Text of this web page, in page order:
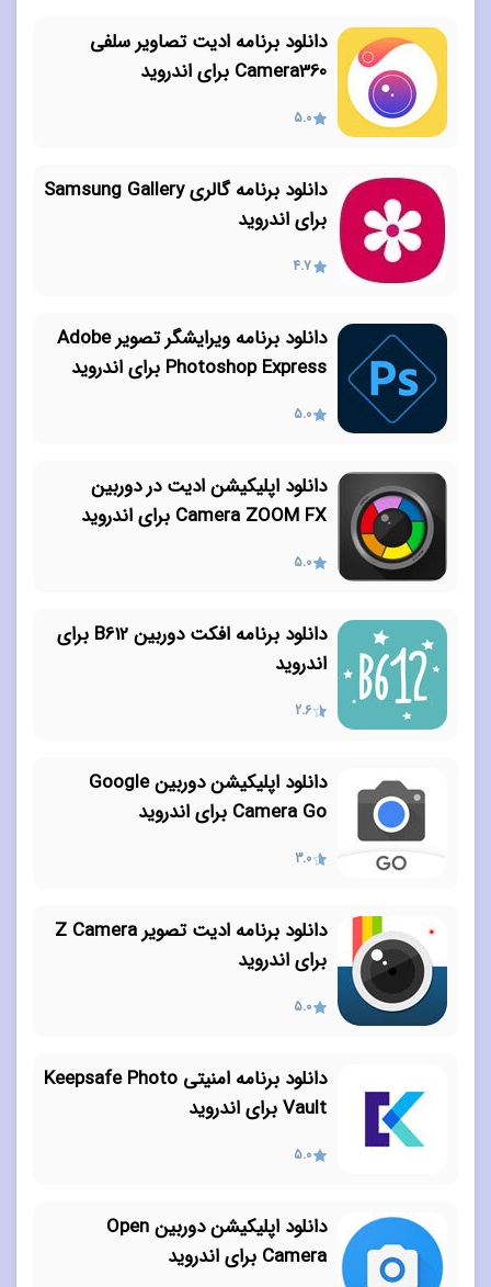
دانلود برنامه ادیت تصاویر سلفی
Camera360 برای اندروید
5.0
دانلود برنامه گالری Samsung Gallery
برای اندروید
4.7
دانلود برنامه ویرایشگر تصویر Adobe
Photoshop Express برای اندروید
5.0
دانلود اپلیکیشن ادیت در دوربین
Camera ZOOM FX برای اندروید
5.0
دانلود برنامه افکت دوربین B612 برای
اندروید
2.6
دانلود اپلیکیشن دوربین Google
Camera Go برای اندروید
3.0
دانلود برنامه ادیت تصویر Z Camera
برای اندروید
5.0
دانلود برنامه امنیتی Keepsafe Photo
Vault برای اندروید
5.0
دانلود اپلیکیشن دوربین Open
Camera برای اندروید